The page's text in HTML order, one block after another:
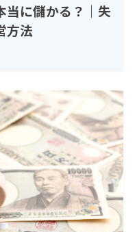
当に儲かる？｜失
方法